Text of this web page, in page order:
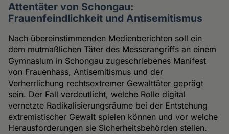
Attentäter von Schongau:
Frauenfeindlichkeit und Antisemitismus
Nach übereinstimmenden Medienberichten soll ein
dem mutmaßlichen Täter des Messerangriffs an einem
Gymnasium in Schongau zugeschriebenes Manifest
von Frauenhass, Antisemitismus und der
Verherrlichung rechtsextremer Gewalttäter geprägt
sein. Der Fall verdeutlicht, welche Rolle digital
vernetzte Radikalisierungsräume bei der Entstehung
extremistischer Gewalt spielen können und vor welche
Herausforderungen sie Sicherheitsbehörden stellen.